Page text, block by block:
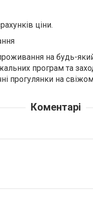
ціни.
на будь-
програм та
прогулянки на
Коментарі